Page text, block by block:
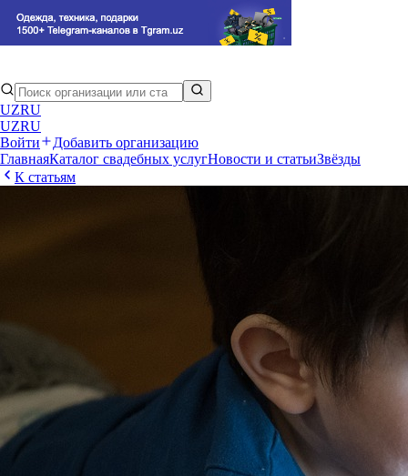
UZRU
UZRU
Войти
Добавить организацию
ГлавнаяКаталог свадебных услугНовости и статьиЗвёзды
К статьям